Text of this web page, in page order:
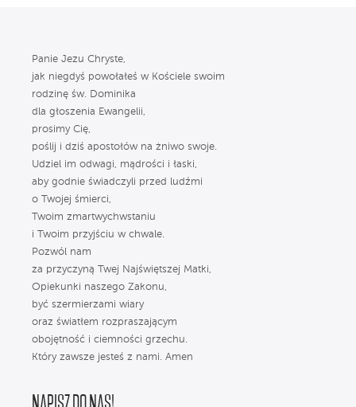
Panie Jezu Chryste,
jak niegdyś powołałeś w Kościele swoim
rodzinę św. Dominika
dla głoszenia Ewangelii,
prosimy Cię,
poślij i dziś apostołów na żniwo swoje.
Udziel im odwagi, mądrości i łaski,
aby godnie świadczyli przed ludźmi
o Twojej śmierci,
Twoim zmartwychwstaniu
i Twoim przyjściu w chwale.
Pozwól nam
za przyczyną Twej Najświętszej Matki,
Opiekunki naszego Zakonu,
być szermierzami wiary
oraz światłem rozpraszającym
obojętność i ciemności grzechu.
Który zawsze jesteś z nami. Amen